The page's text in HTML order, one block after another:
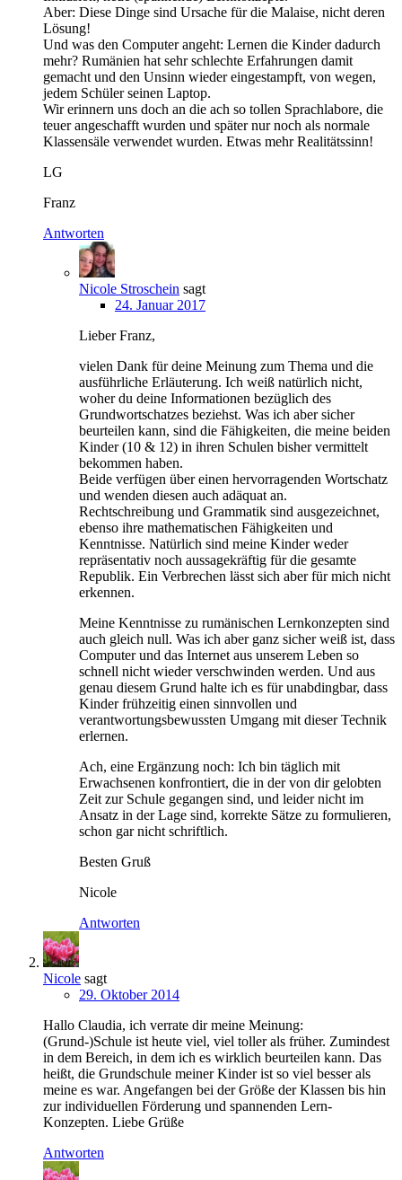
Aber: Diese Dinge sind Ursache für die Malaise, nicht deren
Lösung!
Und was den Computer angeht: Lernen die Kinder dadurch
mehr? Rumänien hat sehr schlechte Erfahrungen damit
gemacht und den Unsinn wieder eingestampft, von wegen,
jedem Schüler seinen Laptop.
Wir erinnern uns doch an die ach so tollen Sprachlabore, die
teuer angeschafft wurden und später nur noch als normale
Klassensäle verwendet wurden. Etwas mehr Realitätssinn!
LG
Franz
Antworten
Nicole Stroschein sagt
24. Januar 2017
Lieber Franz,
vielen Dank für deine Meinung zum Thema und die
ausführliche Erläuterung. Ich weiß natürlich nicht,
woher du deine Informationen bezüglich des
Grundwortschatzes beziehst. Was ich aber sicher
beurteilen kann, sind die Fähigkeiten, die meine beiden
Kinder (10 & 12) in ihren Schulen bisher vermittelt
bekommen haben.
Beide verfügen über einen hervorragenden Wortschatz
und wenden diesen auch adäquat an.
Rechtschreibung und Grammatik sind ausgezeichnet,
ebenso ihre mathematischen Fähigkeiten und
Kenntnisse. Natürlich sind meine Kinder weder
repräsentativ noch aussagekräftig für die gesamte
Republik. Ein Verbrechen lässt sich aber für mich nicht
erkennen.
Meine Kenntnisse zu rumänischen Lernkonzepten sind
auch gleich null. Was ich aber ganz sicher weiß ist, dass
Computer und das Internet aus unserem Leben so
schnell nicht wieder verschwinden werden. Und aus
genau diesem Grund halte ich es für unabdingbar, dass
Kinder frühzeitig einen sinnvollen und
verantwortungsbewussten Umgang mit dieser Technik
erlernen.
Ach, eine Ergänzung noch: Ich bin täglich mit
Erwachsenen konfrontiert, die in der von dir gelobten
Zeit zur Schule gegangen sind, und leider nicht im
Ansatz in der Lage sind, korrekte Sätze zu formulieren,
schon gar nicht schriftlich.
Besten Gruß
Nicole
Antworten
Nicole sagt
29. Oktober 2014
Hallo Claudia, ich verrate dir meine Meinung:
(Grund-)Schule ist heute viel, viel toller als früher. Zumindest
in dem Bereich, in dem ich es wirklich beurteilen kann. Das
heißt, die Grundschule meiner Kinder ist so viel besser als
meine es war. Angefangen bei der Größe der Klassen bis hin
zur individuellen Förderung und spannenden Lern-
Konzepten. Liebe Grüße
Antworten